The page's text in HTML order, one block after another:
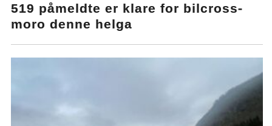
519 påmeldte er klare for bilcross-
moro denne helga